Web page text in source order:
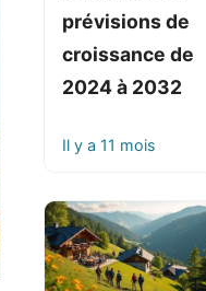
prévisions de
croissance de
2024 à 2032
Il y a 11 mois